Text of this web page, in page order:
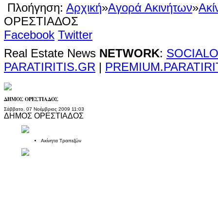
Πλοήγηση: Αρχική»Αγορά Ακινήτων»
ΟΡΕΣΤΙΑΔΟΣ
Facebook Twitter
Real Estate News NETWORK:
PARATIRITIS.GR |
ΔΗΜΟΣ ΟΡΕΣΤΙΑΔΟΣ
Σάββατο, 07 Νοέμβριος 2009 11:03
ΔΗΜΟΣ ΟΡΕΣΤΙΑΔΟΣ
Ακίνητα Τραπεζών